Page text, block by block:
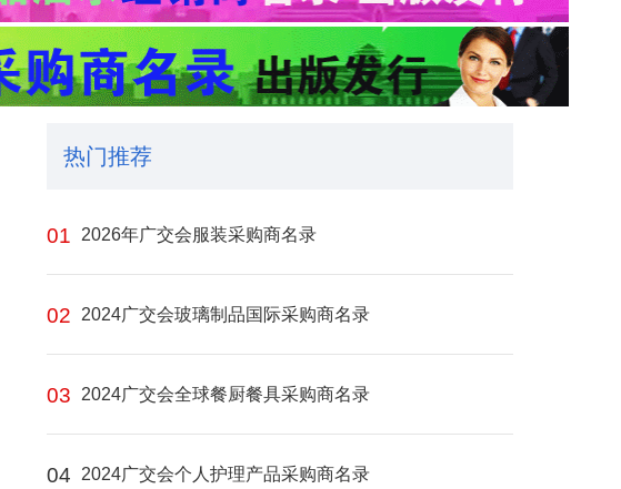
热门推荐
01 2026年广交会服装采购商名录
02 2024广交会玻璃制品国际采购商名录
03 2024广交会全球餐厨餐具采购商名录
04 2024广交会个人护理产品采购商名录